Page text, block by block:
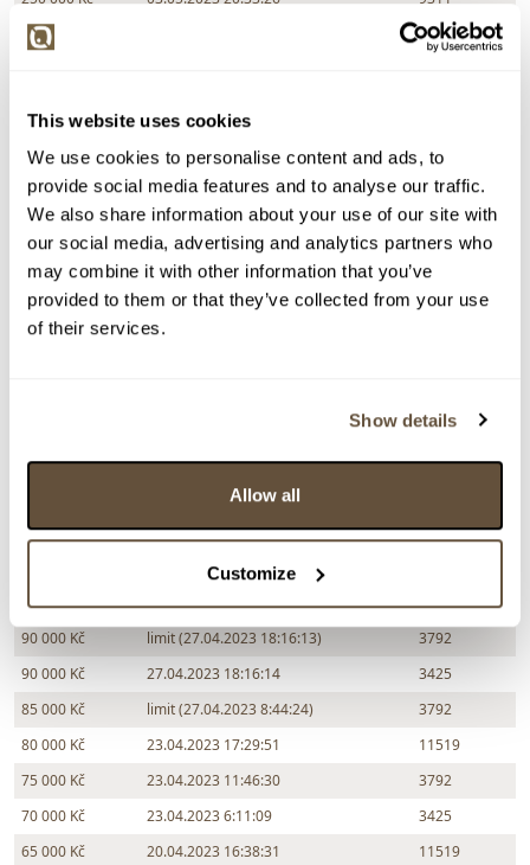
This website uses cookies
We use cookies to personalise content and ads, to
provide social media features and to analyse our traffic.
We also share information about your use of our site with
our social media, advertising and analytics partners who
may combine it with other information that you’ve
provided to them or that they’ve collected from your use
of their services.
Show details
Allow all
Customize
240 000 Kč
8062
200 000 Kč
limit (03.05.2023 20:27:49)
8062
200 000 Kč
03.05.2023 20:27:50
9311
190 000 Kč
limit (03.05.2023 20:27:04)
8062
180 000 Kč
03.05.2023 20:25:15
9311
170 000 Kč
9311
130 000 Kč
03.05.2023 19:35:50
3425
03.05.2023 18:24:40
110 000 Kč
02.05.2023 15:58:19
8529
27.04.2023 19:46:56
95 000 Kč
27.04.2023 18:25:59
6578
90 000 Kč
limit (27.04.2023 18:16:13)
3792
90 000 Kč
27.04.2023 18:16:14
3425
85 000 Kč
limit (27.04.2023 8:44:24)
3792
80 000 Kč
23.04.2023 17:29:51
11519
75 000 Kč
23.04.2023 11:46:30
3792
70 000 Kč
23.04.2023 6:11:09
3425
65 000 Kč
20.04.2023 16:38:31
11519